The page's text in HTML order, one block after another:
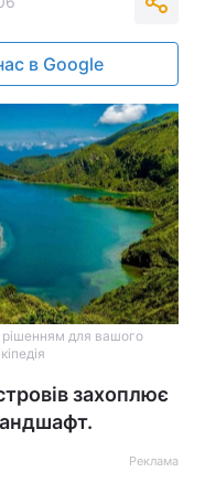
в Google
рішенням для вашого
захоплює
Реклама